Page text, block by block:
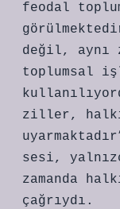
feodal
değil, aynı
toplumsal
ziller,
sesi,
zamanda
çağrıydı.